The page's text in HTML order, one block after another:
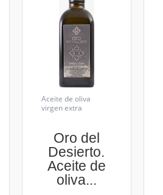
Aceite de oliva
virgen extra
Oro del
Desierto.
Aceite de
oliva...